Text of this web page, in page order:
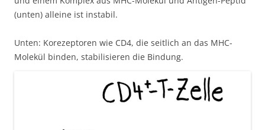
(unten) alleine ist instabil.
Unten: Korezeptoren wie CD4, die seitlich an das MHC-
Molekül binden, stabilisieren die Bindung.